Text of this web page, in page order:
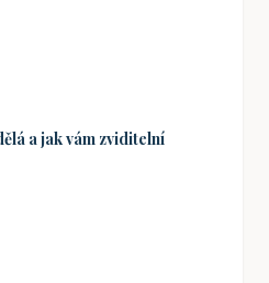
a jak vám zviditelní